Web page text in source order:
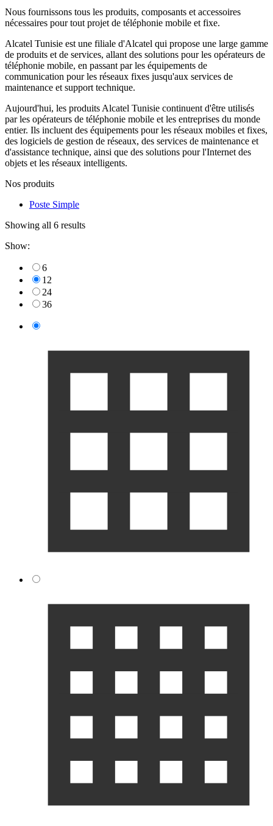
Nous fournissons tous les produits, composants et accessoires
nécessaires pour tout projet de téléphonie mobile et fixe.
Alcatel Tunisie est une filiale d'Alcatel qui propose une large gamme
de produits et de services, allant des solutions pour les opérateurs de
téléphonie mobile, en passant par les équipements de
communication pour les réseaux fixes jusqu'aux services de
maintenance et support technique.
Aujourd'hui, les produits Alcatel Tunisie continuent d'être utilisés
par les opérateurs de téléphonie mobile et les entreprises du monde
entier. Ils incluent des équipements pour les réseaux mobiles et fixes,
des logiciels de gestion de réseaux, des services de maintenance et
d'assistance technique, ainsi que des solutions pour l'Internet des
objets et les réseaux intelligents.
Nos produits
Poste Simple
Showing all 6 results
Show:
6
12
24
36